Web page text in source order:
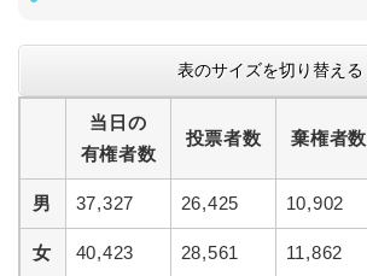
表のサイズを切り替える
当日の
有権者数
投票者数 棄権者数
男 37,327 26,425 10,902
女 40,423 28,561 11,862